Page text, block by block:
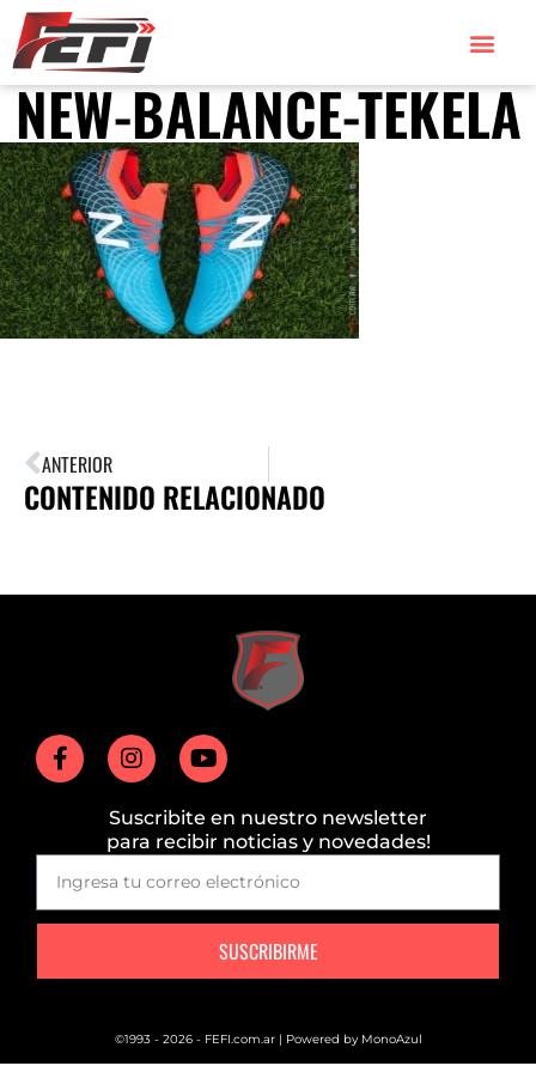
NEW-BALANCE-TEKELA
ANTERIOR
CONTENIDO RELACIONADO
Suscribite en nuestro newsletter
para recibir noticias y novedades!
SUSCRIBIRME
©1993 - 2026 - FEFI.com.ar | Powered by MonoAzul